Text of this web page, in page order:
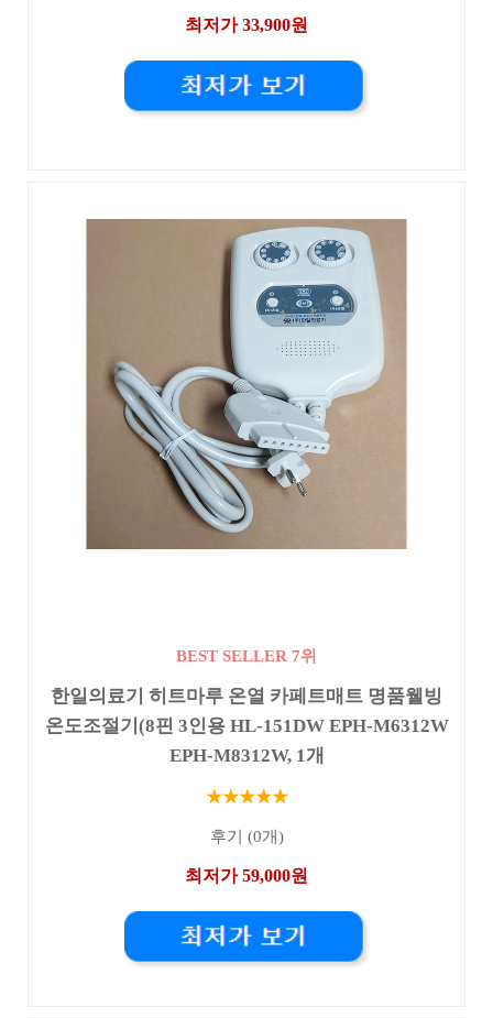
최저가 33,900원
BEST SELLER 7위
한일의료기 히트마루 온열 카페트매트 명품웰빙
온도조절기(8핀 3인용 HL-151DW EPH-M6312W
EPH-M8312W, 1개
★★★★★
후기 (0개)
최저가 59,000원